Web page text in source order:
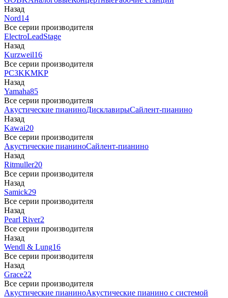
Назад
Nord14
Все серии производителя
ElectroLeadStage
Назад
Kurzweil16
Все серии производителя
PC3KKMKP
Назад
Yamaha85
Все серии производителя
Акустические пианиноДисклавирыСайлент-пианино
Назад
Kawai20
Все серии производителя
Акустические пианиноСайлент-пианино
Назад
Ritmuller20
Все серии производителя
Назад
Samick29
Все серии производителя
Назад
Pearl River2
Все серии производителя
Назад
Wendl & Lung16
Все серии производителя
Назад
Grace22
Все серии производителя
Акустические пианиноАкустические пианино с системой